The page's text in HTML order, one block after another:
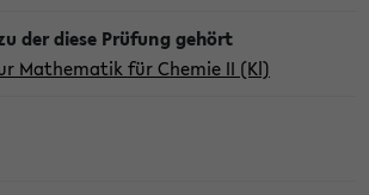
Mathematik für Chemie II (Kl)